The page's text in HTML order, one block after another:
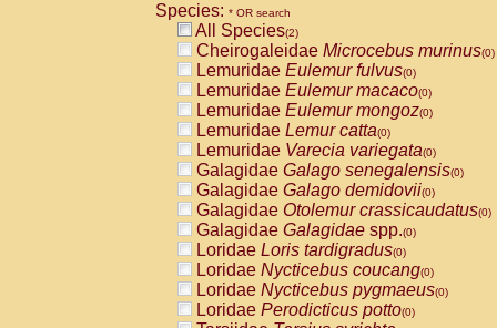
Species: * OR search
All Species(2)
Cheirogaleidae Microcebus murinus(0)
Lemuridae Eulemur fulvus(0)
Lemuridae Eulemur macaco(0)
Lemuridae Eulemur mongoz(0)
Lemuridae Lemur catta(0)
Lemuridae Varecia variegata(0)
Galagidae Galago senegalensis(0)
Galagidae Galago demidovii(0)
Galagidae Otolemur crassicaudatus(0)
Galagidae Galagidae spp.(0)
Loridae Loris tardigradus(0)
Loridae Nycticebus coucang(0)
Loridae Nycticebus pygmaeus(0)
Loridae Perodicticus potto(0)